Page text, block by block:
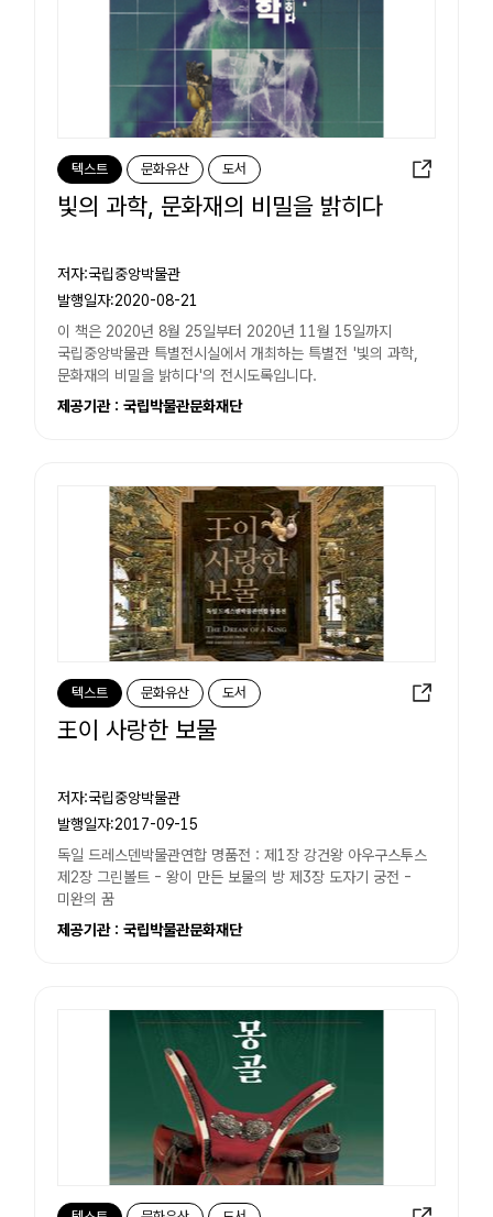
텍스트 문화유산 도서
빛의 과학, 문화재의 비밀을 밝히다
저자:국립중앙박물관
발행일자:2020-08-21
이 책은 2020년 8월 25일부터 2020년 11월 15일까지
국립중앙박물관 특별전시실에서 개최하는 특별전 '빛의 과학,
문화재의 비밀을 밝히다'의 전시도록입니다.
제공기관 : 국립박물관문화재단
텍스트 문화유산 도서
王이 사랑한 보물
저자:국립중앙박물관
발행일자:2017-09-15
독일 드레스덴박물관연합 명품전 : 제1장 강건왕 아우구스투스
제2장 그린볼트 - 왕이 만든 보물의 방 제3장 도자기 궁전 -
미완의 꿈
제공기관 : 국립박물관문화재단